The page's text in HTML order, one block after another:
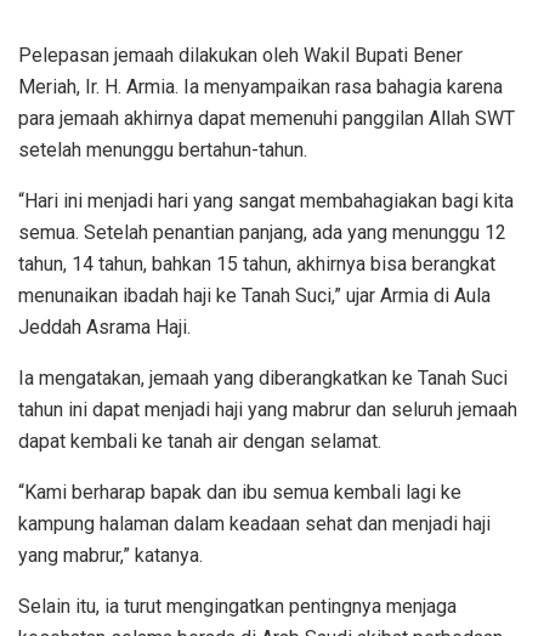
Pelepasan jemaah dilakukan oleh Wakil Bupati Bener
Meriah, Ir. H. Armia. Ia menyampaikan rasa bahagia karena
para jemaah akhirnya dapat memenuhi panggilan Allah SWT
setelah menunggu bertahun-tahun.
“Hari ini menjadi hari yang sangat membahagiakan bagi kita
semua. Setelah penantian panjang, ada yang menunggu 12
tahun, 14 tahun, bahkan 15 tahun, akhirnya bisa berangkat
menunaikan ibadah haji ke Tanah Suci,” ujar Armia di Aula
Jeddah Asrama Haji.
Ia mengatakan, jemaah yang diberangkatkan ke Tanah Suci
tahun ini dapat menjadi haji yang mabrur dan seluruh jemaah
dapat kembali ke tanah air dengan selamat.
“Kami berharap bapak dan ibu semua kembali lagi ke
kampung halaman dalam keadaan sehat dan menjadi haji
yang mabrur,” katanya.
Selain itu, ia turut mengingatkan pentingnya menjaga